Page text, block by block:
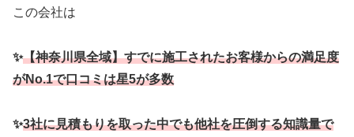
この会社は
✨【神奈川県全域】すでに施工されたお客様からの満足度
がNo.1で口コミは星5が多数
✨3社に見積もりを取った中でも他社を圧倒する知識量で